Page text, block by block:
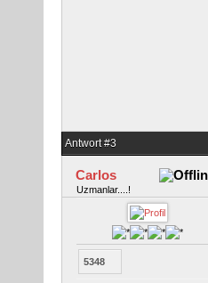
Antwort #3
Carlos
Uzmanlar....!
5348